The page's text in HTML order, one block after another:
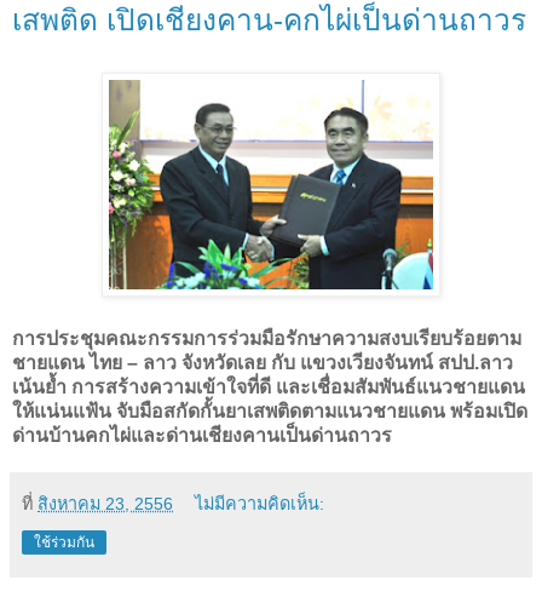
เสพติด เปิดเชียงคาน-คกไผ่เป็นด่านถาวร
การประชุมคณะกรรมการร่วมมือรักษาความสงบเรียบร้อยตาม
ชายแดน ไทย – ลาว จังหวัดเลย กับ แขวงเวียงจันทน์ สปป.ลาว
เน้นย้ำ การสร้างความเข้าใจที่ดี และเชื่อมสัมพันธ์แนวชายแดน
ให้แน่นแฟ้น จับมือสกัดกั้นยาเสพติดตามแนวชายแดน พร้อมเปิด
ด่านบ้านคกไผ่และด่านเชียงคานเป็นด่านถาวร
ที่ สิงหาคม 23, 2556 ไม่มีความคิดเห็น:
ใช้ร่วมกัน